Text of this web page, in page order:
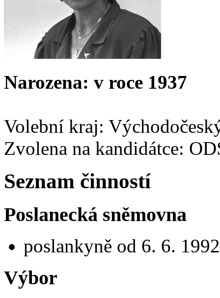
Narozena: v roce 1937
Volební kraj:
Zvolena na kandidátce:
Seznam činností
Poslanecká sněmovna
poslankyně od 6. 6.
Výbor